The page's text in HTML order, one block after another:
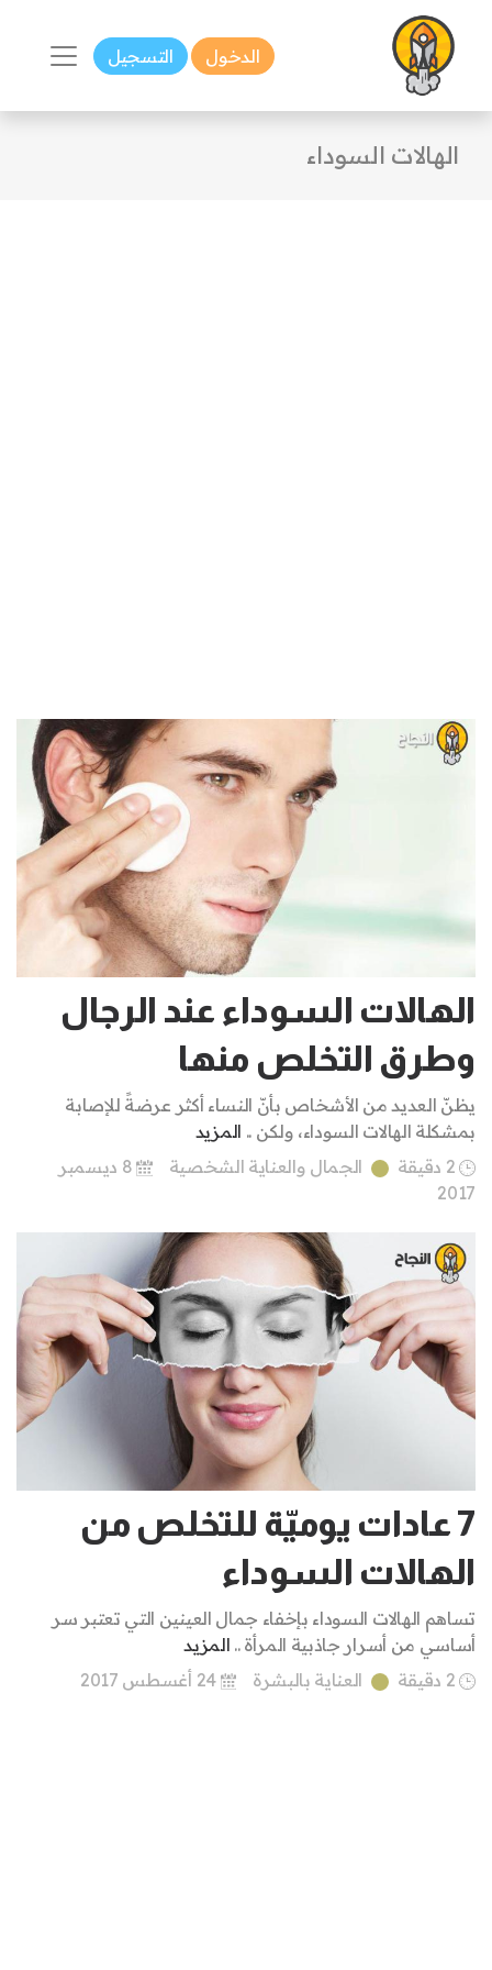
الدخول التسجيل
الهالات السوداء
الهالات السوداء عند الرجال
وطرق التخلص منها
يظنّ العديد من الأشخاص بأنّ النساء أكثر عرضةً للإصابة
بمشكلة الهالات السوداء، ولكن .. المزيد
2 دقيقة
الجمال والعناية الشخصية
8 ديسمبر
2017
7 عادات يوميّة للتخلص من
الهالات السوداء
تساهم الهالات السوداء بإخفاء جمال العينين التي تعتبر سر
أساسي من أسرار جاذبية المرأة .. المزيد
2 دقيقة
العناية بالبشرة 24 أغسطس 2017